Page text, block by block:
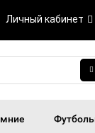
Личный кабинет